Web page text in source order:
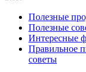
Полезные
Полезные
Интересные
Правильное
советы